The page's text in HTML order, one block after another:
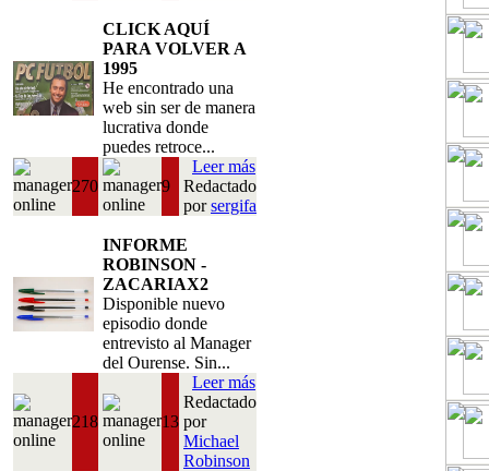
CLICK AQUÍ
PARA VOLVER A
1995
He encontrado una
web sin ser de manera
lucrativa donde
puedes retroce...
270 9
Leer más
Redactado
porsergifa
INFORME
ROBINSON -
ZACARIAX2
Disponible nuevo
episodio donde
entrevisto al Manager
del Ourense. Sin...
218 13
Leer más
Redactado
por
Michael
Robinson